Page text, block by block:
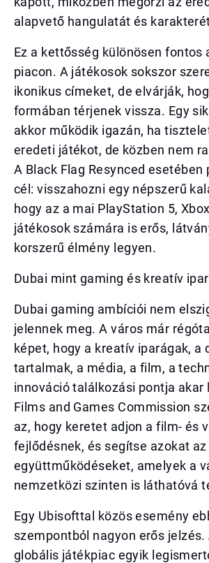
alapvető hangulatát és
Ez a kettősség különösen fontos
piacon. A játékosok sokszor
ikonikus címeket, de elvárják,
formában térjenek vissza. Egy
akkor működik igazán, ha
eredeti játékot, de közben nem
A Black Flag Resynced esetében
cél: visszahozni egy népszerű
hogy az a mai PlayStation 5,
játékosok számára is erős,
korszerű élmény legyen.
Dubai mint gaming és kreatív
Dubai gaming ambíciói nem
jelennek meg. A város már
képet, hogy a kreatív iparágak, a
tartalmak, a média, a film, a
innováció találkozási pontja akar
Films and Games Commission
az, hogy keretet adjon a film- és
fejlődésnek, és segítse azokat az
együttműködéseket, amelyek a
nemzetközi szinten is láthatóvá
Egy Ubisofttal közös esemény
szempontból nagyon erős jelzés.
globális játékpiac egyik